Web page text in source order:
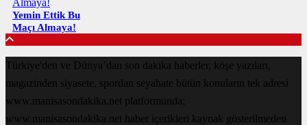
Yemin Ettik Bu
Maçı Almaya!
Türkiye'den ve Dünya’dan son dakika haberler, köşe yazıları,
magazinden siyasete, spordan seyahate bütün konuların tek adresi
www.manisasondakika.net platformunda;
www.manisasondakika.net haber içerikleri kaynak gösterilmeden